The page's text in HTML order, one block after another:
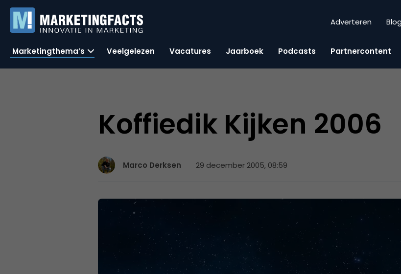
Adverteren
Marketingthema’s Veelgelezen Vacatures Jaarboek Podcasts Partnercontent
Koffiedik Kijken 2006
Marco Derksen 29 december 2005, 08:59